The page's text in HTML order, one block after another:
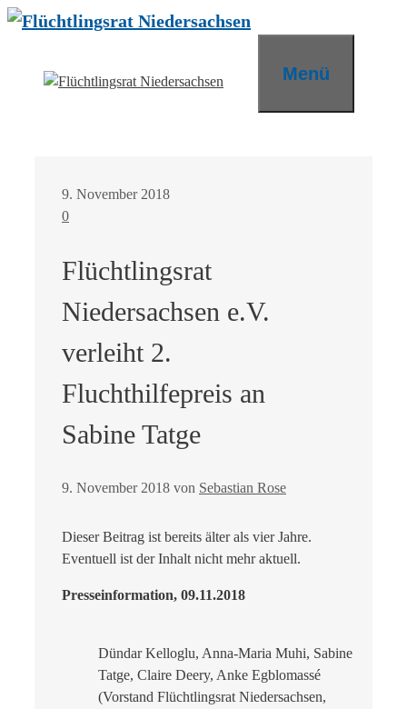
Zum
Menü
9. November 2018
0
Flüchtlingsrat
Niedersachsen e.V.
verleiht 2.
Fluchthilfepreis an
Sabine Tatge
9. November 2018 von Sebastian Rose
Dieser Beitrag ist bereits älter als vier Jahre.
Eventuell ist der Inhalt nicht mehr aktuell.
Presseinformation, 09.11.2018
Dündar Kelloglu, Anna-Maria Muhi, Sabine
Tatge, Claire Deery, Anke Egblomassé
(Vorstand Flüchtlingsrat Niedersachsen,